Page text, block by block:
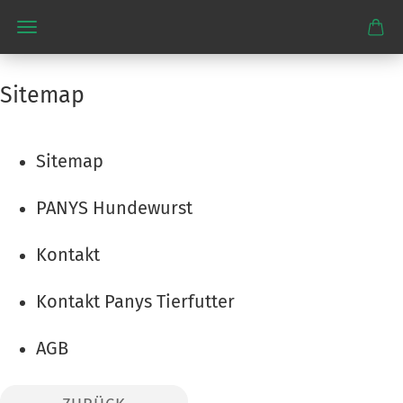
Sitemap
Sitemap
PANYS Hundewurst
Kontakt
Kontakt Panys Tierfutter
AGB